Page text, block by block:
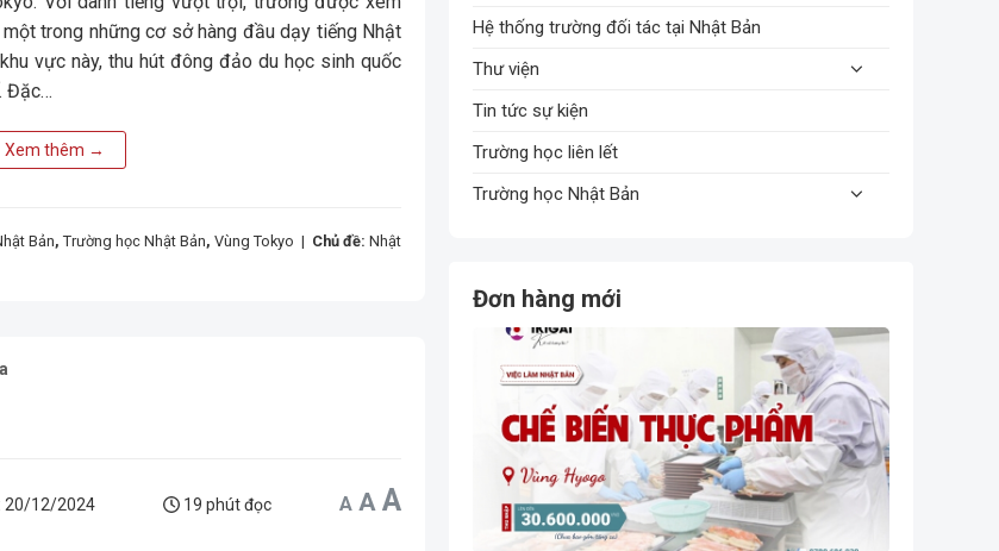
một trong những cơ sở hàng đầu dạy tiếng Nhật
vực này, thu hút đông đảo du học sinh quốc
Đặc…
Xem thêm →
Bản, Trường học Nhật Bản, Vùng Tokyo | Chủ đề: Nhật
20/12/2024 19 phút đọc A Decrease
font
size.
A Reset
font
size.
AIncrease
font
Hệ thống trường đối tác tại Nhật Bản
Thư viện
Tin tức sự kiện
Trường học liên lết
Trường học Nhật Bản
Đơn hàng mới